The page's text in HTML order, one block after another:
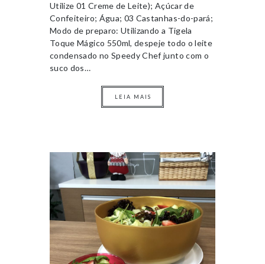
Utilize 01 Creme de Leite); Açúcar de
Confeiteiro; Água; 03 Castanhas-do-pará;
Modo de preparo: Utilizando a Tigela
Toque Mágico 550ml, despeje todo o leite
condensado no Speedy Chef junto com o
suco dos…
LEIA MAIS